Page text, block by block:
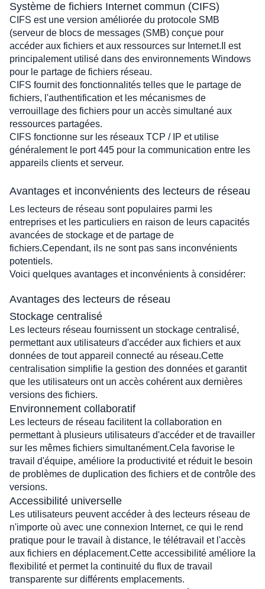
Système de fichiers Internet commun (CIFS)
CIFS est une version améliorée du protocole SMB
(serveur de blocs de messages (SMB) conçue pour
accéder aux fichiers et aux ressources sur Internet.Il est
principalement utilisé dans des environnements Windows
pour le partage de fichiers réseau.
CIFS fournit des fonctionnalités telles que le partage de
fichiers, l'authentification et les mécanismes de
verrouillage des fichiers pour un accès simultané aux
ressources partagées.
CIFS fonctionne sur les réseaux TCP / IP et utilise
généralement le port 445 pour la communication entre les
appareils clients et serveur.
Avantages et inconvénients des lecteurs de réseau
Les lecteurs de réseau sont populaires parmi les
entreprises et les particuliers en raison de leurs capacités
avancées de stockage et de partage de
fichiers.Cependant, ils ne sont pas sans inconvénients
potentiels.
Voici quelques avantages et inconvénients à considérer:
Avantages des lecteurs de réseau
Stockage centralisé
Les lecteurs réseau fournissent un stockage centralisé,
permettant aux utilisateurs d'accéder aux fichiers et aux
données de tout appareil connecté au réseau.Cette
centralisation simplifie la gestion des données et garantit
que les utilisateurs ont un accès cohérent aux dernières
versions des fichiers.
Environnement collaboratif
Les lecteurs de réseau facilitent la collaboration en
permettant à plusieurs utilisateurs d'accéder et de travailler
sur les mêmes fichiers simultanément.Cela favorise le
travail d'équipe, améliore la productivité et réduit le besoin
de problèmes de duplication des fichiers et de contrôle des
versions.
Accessibilité universelle
Les utilisateurs peuvent accéder à des lecteurs réseau de
n'importe où avec une connexion Internet, ce qui le rend
pratique pour le travail à distance, le télétravail et l'accès
aux fichiers en déplacement.Cette accessibilité améliore la
flexibilité et permet la continuité du flux de travail
transparente sur différents emplacements.